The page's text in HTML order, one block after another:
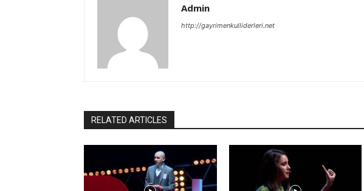
Admin
http://gayrimenkulliderleri.net
RELATED ARTICLES